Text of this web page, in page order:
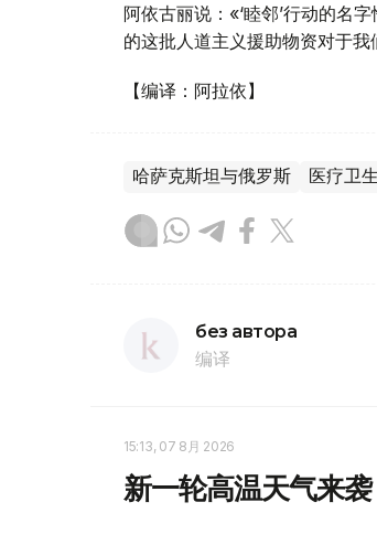
阿依古丽说：«‘睦邻’行动的名
的这批人道主义援助物资对于
【编译：阿拉依】
哈萨克斯坦与俄罗斯 医疗卫生
без автора
编译
15:13, 07 8月 2026
新一轮高温天气来